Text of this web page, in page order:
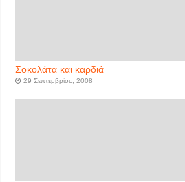
Σοκολάτα και καρδιά
29 Σεπτεμβρίου, 2008